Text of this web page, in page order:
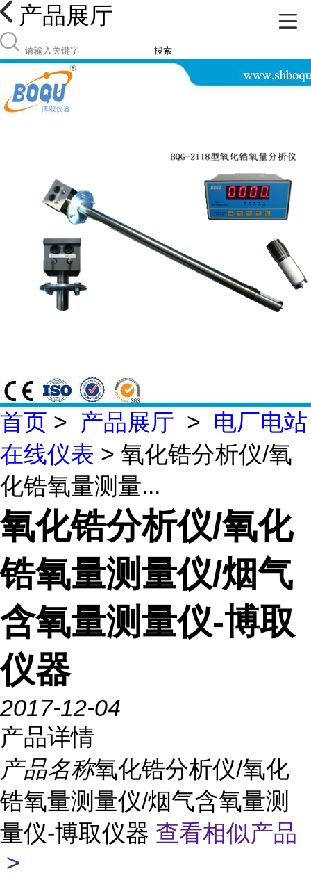
产品展厅
搜索
首页 > 产品展厅 > 电厂电站
在线仪表 > 氧化锆分析仪/氧
化锆氧量测量...
氧化锆分析仪/氧化
锆氧量测量仪/烟气
含氧量测量仪-博取
仪器
2017-12-04
产品详情
产品名称氧化锆分析仪/氧化
锆氧量测量仪/烟气含氧量测
量仪-博取仪器 查看相似产品
>